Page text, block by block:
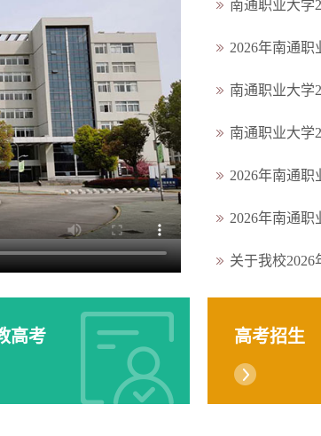
南通职业大学
2026年南通职
南通职业大学
南通职业大学
2026年南通
2026年南通
关于我校
高考 高考招生